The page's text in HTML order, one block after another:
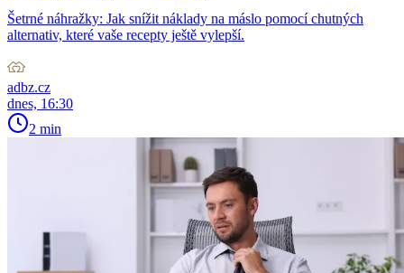
Šetrné náhražky: Jak snížit náklady na máslo pomocí chutných
alternativ, které vaše recepty ještě vylepší.
adbz.cz
dnes, 16:30
2 min